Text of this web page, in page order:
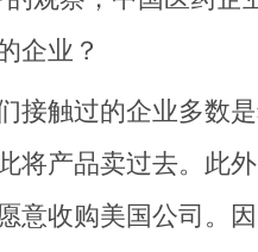
企业？
触过的企业多数是
将产品卖过去。此
意收购美国公司。